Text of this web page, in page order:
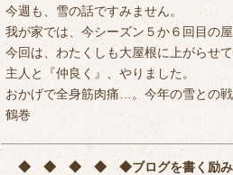
今週も、雪の話ですみません。
我が家では、今シーズン５か６回目の
今回は、わたくしも大屋根に上がらせて
主人と『仲良く』、やりました。
おかげで全身筋肉痛…。今年の雪との
鶴巻
◆ ◆ ◆ ◆ ◆ブログを書く励